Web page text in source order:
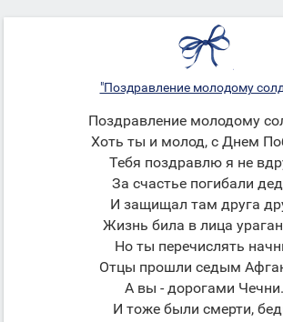
"Поздравление молодому
Поздравление молодому
Хоть ты и молод, с Днем
Тебя поздравлю я не
За счастье погибали
И защищал там друга
Жизнь била в лица
Но ты перечислять
Отцы прошли седым
А вы - дорогами Чечни.
И тоже были смерти,